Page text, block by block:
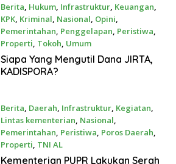
Berita, Hukum, Infrastruktur, Keuangan,
KPK, Kriminal, Nasional, Opini,
Pemerintahan, Penggelapan, Peristiwa,
Properti, Tokoh, Umum
Apr 27, 2022
Siapa Yang Mengutil Dana JIRTA,
KADISPORA?
Berita, Daerah, Infrastruktur, Kegiatan,
Lintas kementerian, Nasional,
Pemerintahan, Peristiwa, Poros Daerah,
Properti, TNI AL
Apr 21, 2022
Kementerian PUPR Lakukan Serah